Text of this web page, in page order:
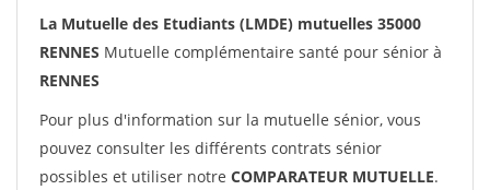
La Mutuelle des Etudiants (LMDE) mutuelles 35000
RENNES Mutuelle complémentaire santé pour sénior à
RENNES
Pour plus d'information sur la mutuelle sénior, vous
pouvez consulter les différents contrats sénior
possibles et utiliser notre COMPARATEUR MUTUELLE.